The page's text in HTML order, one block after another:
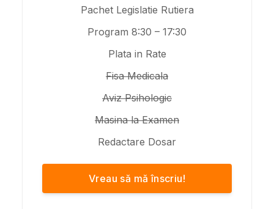
Pachet Legislatie Rutiera
Program 8:30 – 17:30
Plata in Rate
Fisa Medicala
Aviz Psihologic
Masina la Examen
Redactare Dosar
Vreau să mă înscriu!